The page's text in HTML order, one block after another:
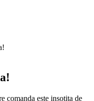
comanda este insotita de